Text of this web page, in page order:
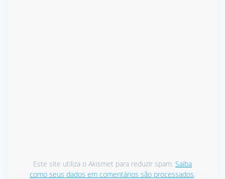
Este site utiliza o Akismet para reduzir spam. Saiba
como seus dados em comentários são processados.